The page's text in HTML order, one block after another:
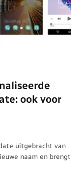
ook voor
uitgebracht van
naam en brengt